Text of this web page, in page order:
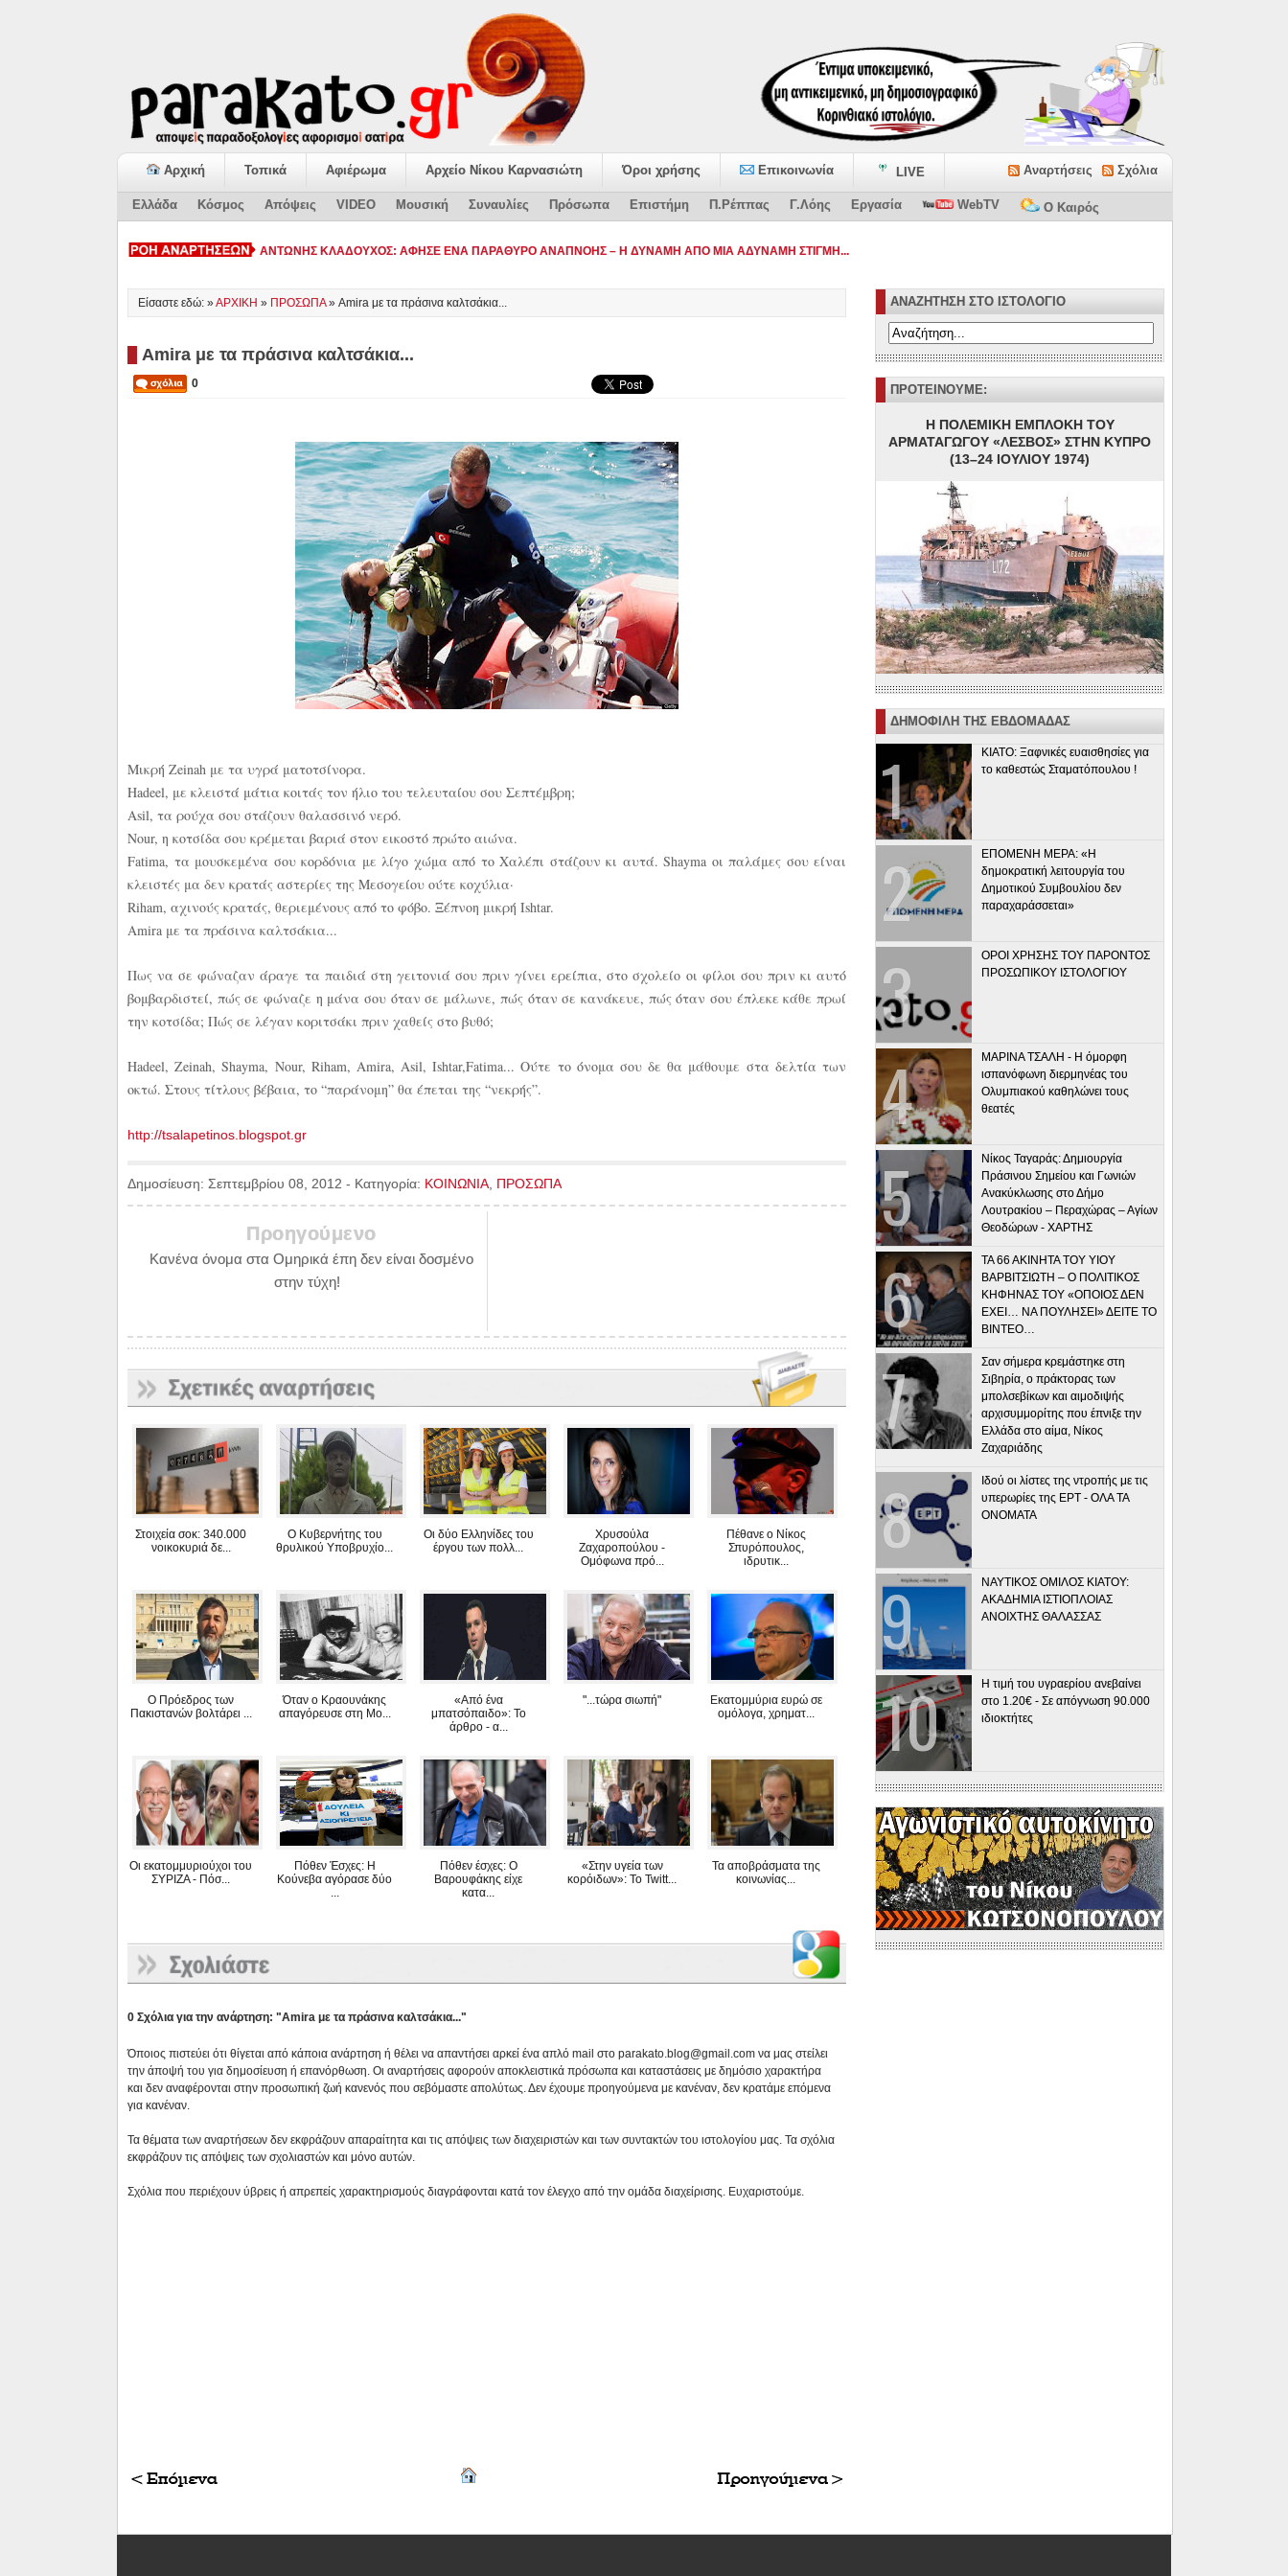
Αρχική Τοπικά Αφιέρωμα Αρχείο Νίκου Καρνασιώτη Όροι χρήσης Επικοινωνία LIVE Αναρτήσεις Σχόλια
Ελλάδα Κόσμος Απόψεις VIDEO Μουσική Συναυλίες Πρόσωπα Επιστήμη Π.Ρέππας Γ.Λόης Εργασία WebTV Ο Καιρός
ΚΙΑΤΟ:-
Είσαστε εδώ: »ΑΡΧΙΚΗ » ΠΡΟΣΩΠΑ» Amira με τα πράσινα καλτσάκια...
Amira με τα πράσινα καλτσάκια...
0
Μικρή Zeinah με τα υγρά ματοτσίνορα.
Hadeel, με κλειστά μάτια κοιτάς τον ήλιο του τελευταίου σου Σεπτέμβρη;
Asil, τα ρούχα σου στάζουν θαλασσινό νερό.
Nour, η κοτσίδα σου κρέμεται βαριά στον εικοστό πρώτο αιώνα.
Fatima, τα μουσκεμένα σου κορδόνια με λίγο χώμα από το Χαλέπι στάζουν κι αυτά. Shayma οι παλάμες σου είναι
κλειστές μα δεν κρατάς αστερίες της Μεσογείου ούτε κοχύλια·
Riham, αχινούς κρατάς, θεριεμένους από το φόβο. Ξέπνοη μικρή Ishtar.
Amira με τα πράσινα καλτσάκια...
Πως να σε φώναζαν άραγε τα παιδιά στη γειτονιά σου πριν γίνει ερείπια, στο σχολείο οι φίλοι σου πριν κι αυτό
βομβαρδιστεί, πώς σε φώναζε η μάνα σου όταν σε μάλωνε, πώς όταν σε κανάκευε, πώς όταν σου έπλεκε κάθε πρωί
την κοτσίδα; Πώς σε λέγαν κοριτσάκι πριν χαθείς στο βυθό;
Hadeel, Zeinah, Shayma, Nour, Riham, Amira, Asil, Ishtar,Fatima... Ούτε το όνομα σου δε θα μάθουμε στα δελτία των
οκτώ. Στους τίτλους βέβαια, το “παράνομη” θα έπεται της “νεκρής”.
http://tsalapetinos.blogspot.gr
Δημοσίευση: Σεπτεμβρίου 08, 2012 - Κατηγορία: ΚΟΙΝΩΝΙΑ ΠΡΟΣΩΠΑ
Προηγούμενο
Κανένα όνομα στα Ομηρικά έπη δεν είναι δοσμένο
στην τύχη!
Στοιχεία σοκ: 340.000
νοικοκυριά δε...
Ο Κυβερνήτης του
θρυλικού Υποβρυχίο...
Oι δύο Ελληνίδες του
έργου των πολλ...
Χρυσούλα
Ζαχαροπούλου -
Ομόφωνα πρό...
Πέθανε ο Νίκος
Σπυρόπουλος,
ιδρυτικ...
Ο Πρόεδρος των
Πακιστανών βολτάρει ...
Όταν ο Κραουνάκης
απαγόρευσε στη Μο...
«Από ένα
μπατσόπαιδο»: To
άρθρο - α...
"...τώρα σιωπή"
Εκατομμύρια ευρώ σε
ομόλογα, χρηματ...
Οι εκατομμυριούχοι του
ΣΥΡΙΖΑ - Πόσ...
Πόθεν Έσχες: Η
Κούνεβα αγόρασε δύο
...
Πόθεν έσχες: Ο
Βαρουφάκης είχε
κατα...
«Στην υγεία των
κορόιδων»: Το Twitt...
Τα αποβράσματα της
κοινωνίας...
0 Σχόλια για την ανάρτηση: "Amira με τα πράσινα καλτσάκια..."
Όποιος πιστεύει ότι θίγεται από κάποια ανάρτηση ή θέλει να απαντήσει αρκεί ένα απλό mail στο parakato.blog@gmail.com να μας στείλει
την άποψή του για δημοσίευση ή επανόρθωση. Οι αναρτήσεις αφορούν αποκλειστικά πρόσωπα και καταστάσεις με δημόσιο χαρακτήρα
και δεν αναφέρονται στην προσωπική ζωή κανενός που σεβόμαστε απολύτως. Δεν έχουμε προηγούμενα με κανέναν, δεν κρατάμε επόμενα
για κανέναν.
Τα θέματα των αναρτήσεων δεν εκφράζουν απαραίτητα και τις απόψεις των διαχειριστών και των συντακτών του ιστολογίου μας. Τα σχόλια
εκφράζουν τις απόψεις των σχολιαστών και μόνο αυτών.
Σχόλια που περιέχουν ύβρεις ή απρεπείς χαρακτηρισμούς διαγράφονται κατά τον έλεγχο από την ομάδα διαχείρισης. Ευχαριστούμε.
ΑΝΑΖΗΤΗΣΗ ΣΤΟ ΙΣΤΟΛΟΓΙΟ
ΠΡΟΤΕΙΝΟΥΜΕ:
Η ΠΟΛΕΜΙΚΗ ΕΜΠΛΟΚΗ ΤΟΥ
ΑΡΜΑΤΑΓΩΓΟΥ «ΛΕΣΒΟΣ» ΣΤΗΝ ΚΥΠΡΟ
(13–24 ΙΟΥΛΙΟΥ 1974)
ΔΗΜΟΦΙΛΗ ΤΗΣ ΕΒΔΟΜΑΔΑΣ
ΚΙΑΤΟ: Ξαφνικές ευαισθησίες για
το καθεστώς Σταματόπουλου !
ΕΠΟΜΕΝΗ ΜΕΡΑ: «Η
δημοκρατική λειτουργία του
Δημοτικού Συμβουλίου δεν
παραχαράσσεται»
ΟΡΟΙ ΧΡΗΣΗΣ ΤΟΥ ΠΑΡΟΝΤΟΣ
ΠΡΟΣΩΠΙΚΟΥ ΙΣΤΟΛΟΓΙΟΥ
ΜΑΡΙΝΑ ΤΣΑΛΗ - Η όμορφη
ισπανόφωνη διερμηνέας του
Ολυμπιακού καθηλώνει τους
θεατές
Νίκος Ταγαράς: Δημιουργία
Πράσινου Σημείου και Γωνιών
Ανακύκλωσης στο Δήμο
Λουτρακίου – Περαχώρας – Αγίων
Θεοδώρων - ΧΑΡΤΗΣ
ΤΑ 66 ΑΚΙΝΗΤΑ ΤΟΥ ΥΙΟΥ
ΒΑΡΒΙΤΣΙΩΤΗ – Ο ΠΟΛΙΤΙΚΟΣ
ΚΗΦΗΝΑΣ ΤΟΥ «ΟΠΟΙΟΣ ΔΕΝ
ΕΧΕΙ… ΝΑ ΠΟΥΛΗΣΕΙ» ΔΕΙΤΕ ΤΟ
ΒΙΝΤΕΟ…
Σαν σήμερα κρεμάστηκε στη
Σιβηρία, ο πράκτορας των
μπολσεβίκων και αιμοδιψής
αρχισυμμορίτης που έπνιξε την
Ελλάδα στο αίμα, Νίκος
Ζαχαριάδης
Ιδού οι λίστες της ντροπής με τις
υπερωρίες της ΕΡΤ - ΟΛΑ ΤΑ
ΟΝΟΜΑΤΑ
ΝΑΥΤΙΚΟΣ ΟΜΙΛΟΣ ΚΙΑΤΟΥ:
ΑΚΑΔΗΜΙΑ ΙΣΤΙΟΠΛΟΙΑΣ
ΑΝΟΙΧΤΗΣ ΘΑΛΑΣΣΑΣ
Η τιμή του υγραερίου ανεβαίνει
στο 1.20€ - Σε απόγνωση 90.000
ιδιοκτήτες